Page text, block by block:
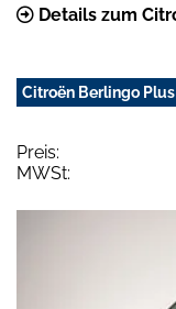
Details zum
Citroën Berlingo
Preis:
MWSt: